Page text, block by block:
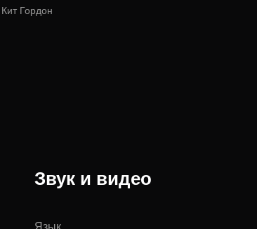
Гордон
Звук и видео
Язык